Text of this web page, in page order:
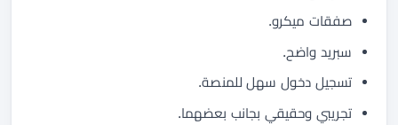
صفقات ميكرو.
سبريد واضح.
تسجيل دخول سهل للمنصة.
تجريبي وحقيقي بجانب بعضهما.